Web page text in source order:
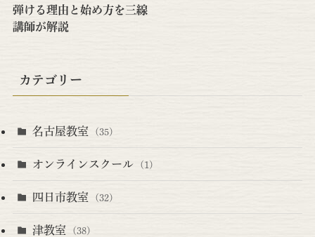
弾ける理由と始め方を三線
講師が解説
カテゴリー
名古屋教室 (35)
オンラインスクール (1)
四日市教室 (32)
津教室 (38)